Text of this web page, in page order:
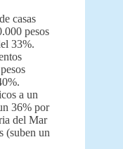
casas
pesos
33%.
a un
36% por
del Mar
(suben un